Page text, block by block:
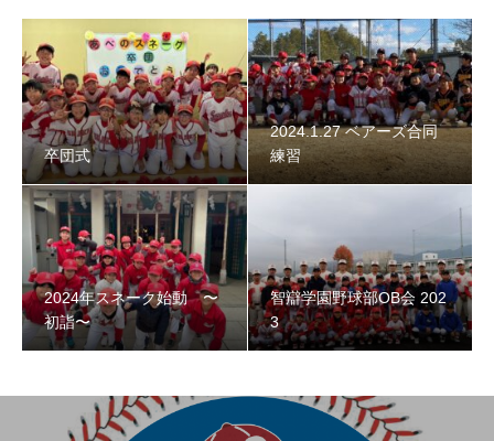
智辯学園野球部OB会 2023
卒団式
2024.1.27 ベアーズ合同
練習
2024年スネーク始動 〜
初詣〜
智辯学園野球部OB会 202
3